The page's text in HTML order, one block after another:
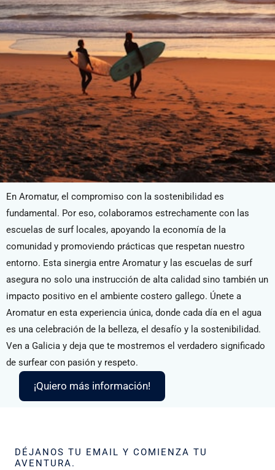
En Aromatur, el compromiso con la sostenibilidad es
fundamental. Por eso, colaboramos estrechamente con las
escuelas de surf locales, apoyando la economía de la
comunidad y promoviendo prácticas que respetan nuestro
entorno. Esta sinergia entre Aromatur y las escuelas de surf
asegura no solo una instrucción de alta calidad sino también un
impacto positivo en el ambiente costero gallego. Únete a
Aromatur en esta experiencia única, donde cada día en el agua
es una celebración de la belleza, el desafío y la sostenibilidad.
Ven a Galicia y deja que te mostremos el verdadero significado
de surfear con pasión y respeto.
¡Quiero más información!
DÉJANOS TU EMAIL Y COMIENZA TU
AVENTURA.